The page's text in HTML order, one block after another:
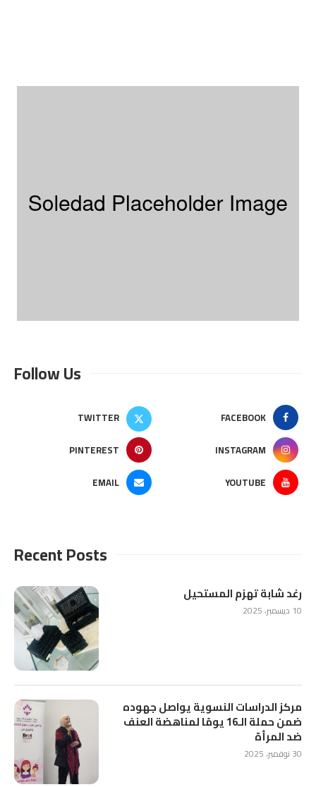
Follow Us
FACEBOOK
TWITTER
INSTAGRAM
PINTEREST
YOUTUBE
EMAIL
Recent Posts
رغد شابة تهزم المستحيل
10 ديسمبر، 2025
مركز الدراسات النسوية يواصل جهوده
ضمن حملة الـ16 يومًا لمناهضة العنف
ضد المرأة
30 نوفمبر، 2025